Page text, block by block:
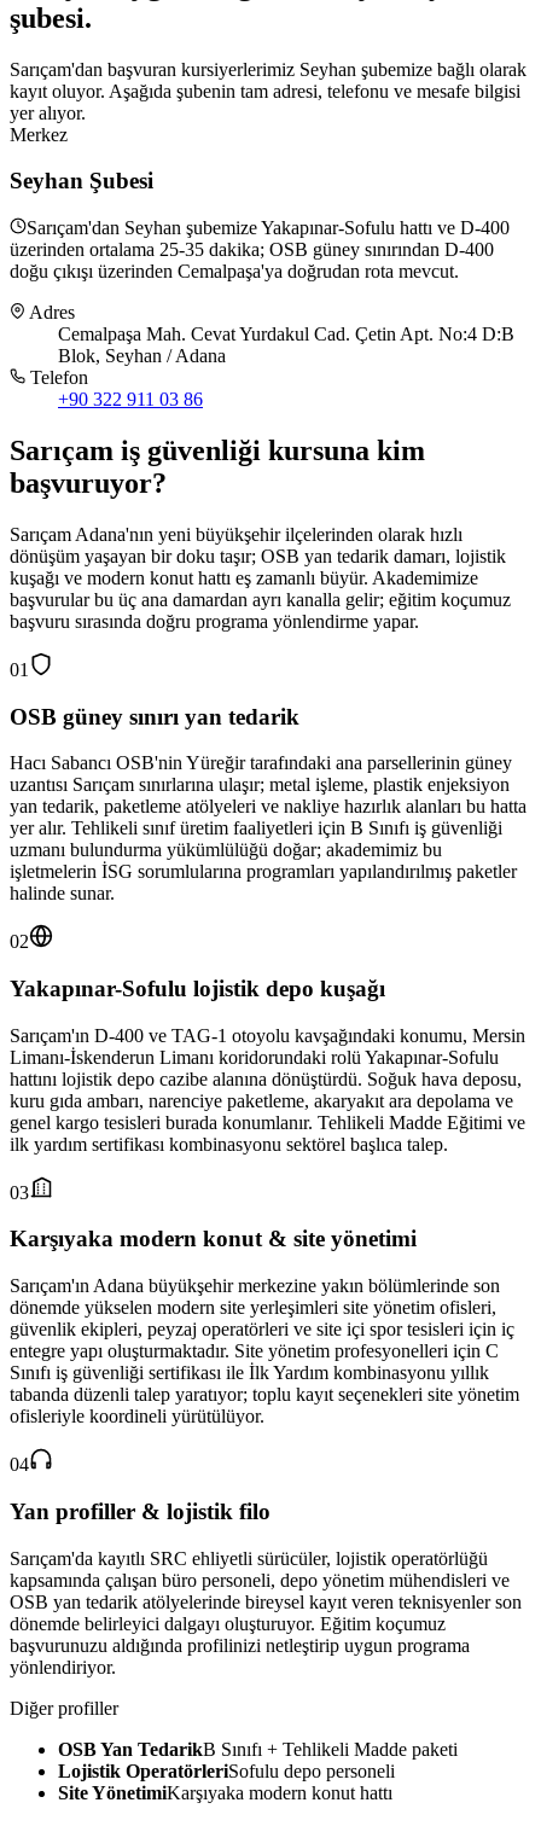
şubesi.
Sarıçam'dan başvuran kursiyerlerimiz Seyhan şubemize bağlı olarak
kayıt oluyor. Aşağıda şubenin tam adresi, telefonu ve mesafe bilgisi
yer alıyor.
Merkez
Seyhan Şubesi
Sarıçam'dan Seyhan şubemize Yakapınar-Sofulu hattı ve D-400
üzerinden ortalama 25-35 dakika; OSB güney sınırından D-400
doğu çıkışı üzerinden Cemalpaşa'ya doğrudan rota mevcut.
Adres
Cemalpaşa Mah. Cevat Yurdakul Cad. Çetin Apt. No:4 D:B
Blok, Seyhan / Adana
Telefon
+90 322 911 03 86
Sarıçam iş güvenliği kursuna kim
başvuruyor?
Sarıçam Adana'nın yeni büyükşehir ilçelerinden olarak hızlı
dönüşüm yaşayan bir doku taşır; OSB yan tedarik damarı, lojistik
kuşağı ve modern konut hattı eş zamanlı büyür. Akademimize
başvurular bu üç ana damardan ayrı kanalla gelir; eğitim koçumuz
başvuru sırasında doğru programa yönlendirme yapar.
01
OSB güney sınırı yan tedarik
Hacı Sabancı OSB'nin Yüreğir tarafındaki ana parsellerinin güney
uzantısı Sarıçam sınırlarına ulaşır; metal işleme, plastik enjeksiyon
yan tedarik, paketleme atölyeleri ve nakliye hazırlık alanları bu hatta
yer alır. Tehlikeli sınıf üretim faaliyetleri için B Sınıfı iş güvenliği
uzmanı bulundurma yükümlülüğü doğar; akademimiz bu
işletmelerin İSG sorumlularına programları yapılandırılmış paketler
halinde sunar.
02
Yakapınar-Sofulu lojistik depo kuşağı
Sarıçam'ın D-400 ve TAG-1 otoyolu kavşağındaki konumu, Mersin
Limanı-İskenderun Limanı koridorundaki rolü Yakapınar-Sofulu
hattını lojistik depo cazibe alanına dönüştürdü. Soğuk hava deposu,
kuru gıda ambarı, narenciye paketleme, akaryakıt ara depolama ve
genel kargo tesisleri burada konumlanır. Tehlikeli Madde Eğitimi ve
ilk yardım sertifikası kombinasyonu sektörel başlıca talep.
03
Karşıyaka modern konut & site yönetimi
Sarıçam'ın Adana büyükşehir merkezine yakın bölümlerinde son
dönemde yükselen modern site yerleşimleri site yönetim ofisleri,
güvenlik ekipleri, peyzaj operatörleri ve site içi spor tesisleri için iç
entegre yapı oluşturmaktadır. Site yönetim profesyonelleri için C
Sınıfı iş güvenliği sertifikası ile İlk Yardım kombinasyonu yıllık
tabanda düzenli talep yaratıyor; toplu kayıt seçenekleri site yönetim
ofisleriyle koordineli yürütülüyor.
04
Yan profiller & lojistik filo
Sarıçam'da kayıtlı SRC ehliyetli sürücüler, lojistik operatörlüğü
kapsamında çalışan büro personeli, depo yönetim mühendisleri ve
OSB yan tedarik atölyelerinde bireysel kayıt veren teknisyenler son
dönemde belirleyici dalgayı oluşturuyor. Eğitim koçumuz
başvurunuzu aldığında profilinizi netleştirip uygun programa
yönlendiriyor.
Diğer profiller
OSB Yan TedarikB Sınıfı + Tehlikeli Madde paketi
Lojistik OperatörleriSofulu depo personeli
Site YönetimiKarşıyaka modern konut hattı